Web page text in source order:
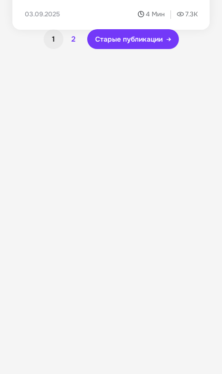
03.09.2025 4 Мин 7.3K
1 2 Старые публикации